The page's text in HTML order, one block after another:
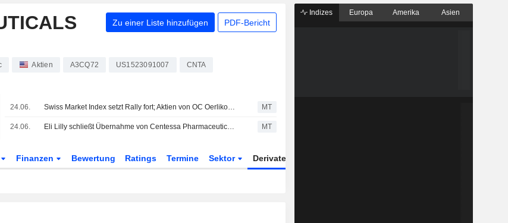
Zu einer Liste hinzufügen PDF-Bericht
Aktien A3CQ72 US1523091007 CNTA
24.06. Swiss Market Index setzt Rally fort; Aktien von OC Oerlikon legen zu MT
24.06. Eli Lilly schließt Übernahme von Centessa Pharmaceuticals ab MT
Finanzen Bewertung Ratings Termine Sektor Derivate
Indizes Europa Amerika Asien